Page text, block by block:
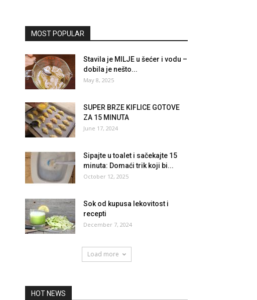
MOST POPULAR
Stavila je MILJE u šećer i vodu –
dobila je nešto...
May 8, 2025
SUPER BRZE KIFLICE GOTOVE
ZA 15 MINUTA
June 17, 2024
Sipajte u toalet i sačekajte 15
minuta: Domaći trik koji bi...
October 12, 2025
Sok od kupusa lekovitost i
recepti
December 7, 2024
Load more
HOT NEWS